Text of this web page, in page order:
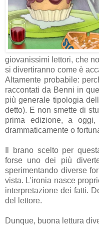
giovanissimi lettori, che
si divertiranno come è
Altamente probabile:
raccontati da Benni in
più generale tipologia
detto). E non smette di
prima edizione, a
drammaticamente o
Il brano scelto per
forse uno dei più
sperimentando diverse
vista. L'ironia nasce
interpretazione dei fatti.
del lettore.
Dunque, buona lettura